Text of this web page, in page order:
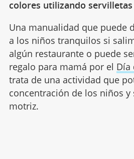
colores utilizando servilletas
Una manualidad que puede
a los niños tranquilos si
algún restaurante o puede
regalo para mamá por el Día
trata de una actividad que
concentración de los niños
motriz.